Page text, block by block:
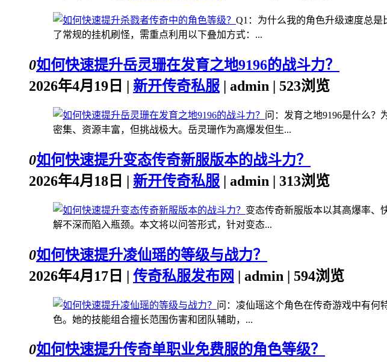
Q1：为什么我的角色升级速度总
了常规的挂机刷怪，需重点利用以下叠加方式：...
0如何快速提升岳灵珊在发育之地9196的战斗力？
2026年4月19日 | 新开传奇私服 | admin | 523浏览
问：发育之地9196是什么？
密集、资源丰富，但挑战极大。岳灵珊作为高爆发但生...
0如何快速提升变态传奇新服版本的战斗力？
2026年4月18日 | 新开传奇私服 | admin | 313浏览
变态传奇新服版本以其高爆率、
解不深而陷入瓶颈。本文将以问答形式，针对变态...
0如何快速提升凌仙瑶的等级与战力？
2026年4月17日 | 传奇私服发布网 | admin | 594浏览
问：凌仙瑶这个角色在传奇游戏中有何
色。她的技能组合擅长范围伤害和团队辅助，...
0如何快速提升传奇单职业免费服的角色等级？